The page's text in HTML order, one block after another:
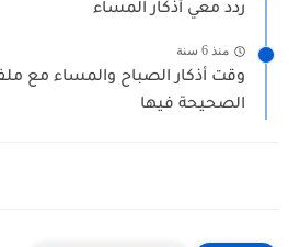
ردد معي أذكار المساء
منذ 6 سنة
الصحيحة فيها